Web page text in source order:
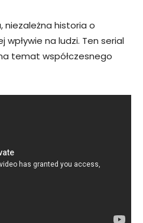
niezależna historia o
wpływie na ludzi. Ten serial
temat współczesnego